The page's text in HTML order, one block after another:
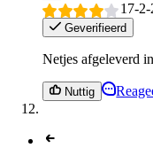
17-
Geverifieerd
Netjes afgeleverd
Nuttig